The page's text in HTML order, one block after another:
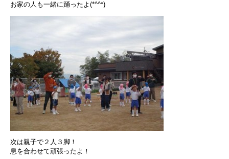
お家の人も一緒に踊ったよ(*^^*)
次は親子で２人３脚！
息を合わせて頑張ったよ！